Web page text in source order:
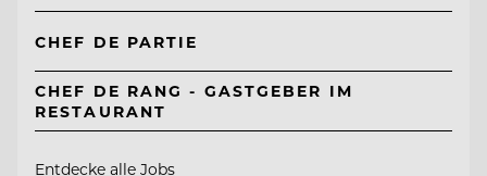
CHEF DE PARTIE
CHEF DE RANG - GASTGEBER IM
RESTAURANT
Entdecke alle Jobs